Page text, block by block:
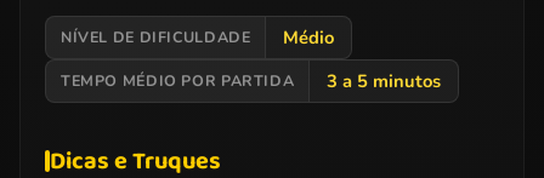
NÍVEL DE DIFICULDADE Médio
TEMPO MÉDIO POR PARTIDA 3 a 5 minutos
Dicas e Truques